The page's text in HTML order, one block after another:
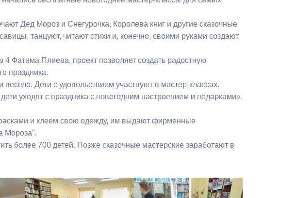
Дед Мороз и Снегурочка, Королева книг и другие сказочные
танцуют, читают стихи и, конечно, своими руками создают
Фатима Плиева, проект позволяет создать радостную
праздника.
Дети с удовольствием участвуют в мастер-классах.
уходят с праздника с новогодним настроением и подарками»,
и клеем свою одежду, им выдают фирменные
Мороза".
более 700 детей. Позже сказочные мастерские заработают в